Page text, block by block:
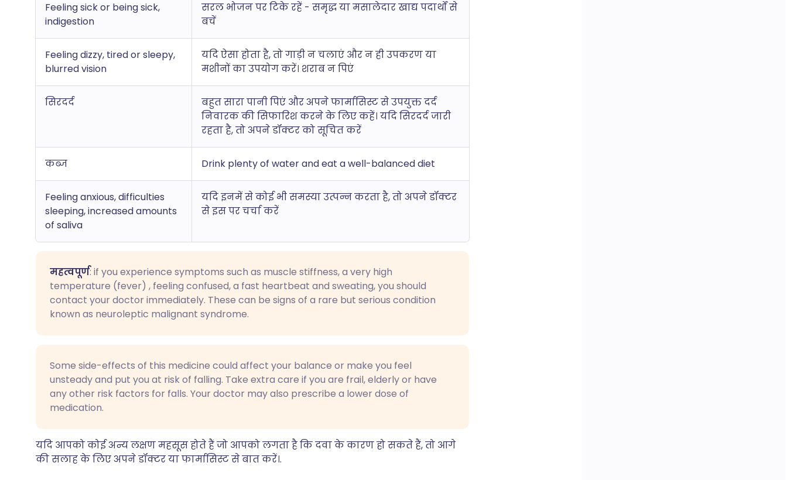
Feeling sick or being sick,
indigestion
सरल भोजन पर टिके रहें - समृद्ध या मसालेदार खाद्य पदार्थों से
बचें
Feeling dizzy, tired or sleepy,
blurred vision
यदि ऐसा होता है, तो गाड़ी न चलाएं और न ही उपकरण या
मशीनों का उपयोग करें। शराब न पिएं
सिरदर्द
बहुत सारा पानी पिएं और अपने फार्मासिस्ट से उपयुक्त दर्द
निवारक की सिफारिश करने के लिए कहें। यदि सिरदर्द जारी
रहता है, तो अपने डॉक्टर को सूचित करें
कब्ज Drink plenty of water and eat a well-balanced diet
Feeling anxious, difficulties
sleeping, increased amounts
of saliva
यदि इनमें से कोई भी समस्या उत्पन्न करता है, तो अपने डॉक्टर
से इस पर चर्चा करें
महत्वपूर्ण: if you experience symptoms such as muscle stiffness, a very high
temperature (fever) , feeling confused, a fast heartbeat and sweating, you should
contact your doctor immediately. These can be signs of a rare but serious condition
known as neuroleptic malignant syndrome.
Some side-effects of this medicine could affect your balance or make you feel
unsteady and put you at risk of falling. Take extra care if you are frail, elderly or have
any other risk factors for falls. Your doctor may also prescribe a lower dose of
medication.
यदि आपको कोई अन्य लक्षण महसूस होते हैं जो आपको लगता है कि दवा के कारण हो सकते हैं, तो आगे
की सलाह के लिए अपने डॉक्टर या फार्मासिस्ट से बात करें।.